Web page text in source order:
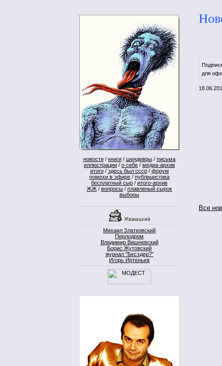
новости / книги / шендевры / письма
иллюстрации / о себе / медиа-архив
итого/ здесь был ссср/ форум
помехи в эфире / публицистика
бесплатный сыр / итого-архив
ЖЖ / вопросы / плавленый сырок
выборы
Михаил Златковский
Перлодром
Владимир Вишневский
Борис Жутовский
журнал "Бесэдер?"
Игорь Иртеньев
для
Все